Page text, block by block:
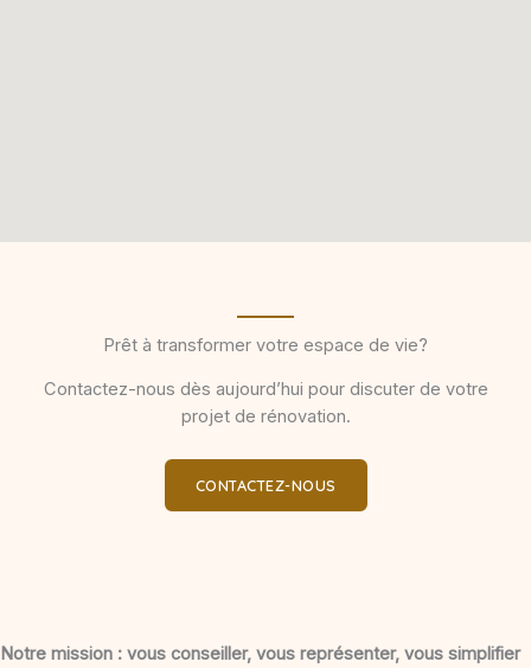
Prêt à transformer votre espace de vie?
Contactez-nous dès aujourd’hui pour discuter de votre
projet de rénovation.
CONTACTEZ-NOUS
Notre mission : vous conseiller, vous représenter, vous simplifier